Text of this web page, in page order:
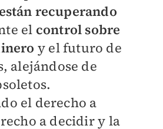
están recuperando
el control sobre
y el futuro de
alejándose de
el derecho a
a decidir y la